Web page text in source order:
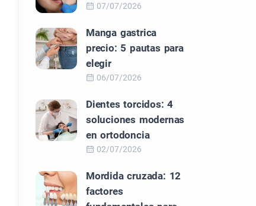
07/07/2026
Manga gastrica
precio: 5 pautas para
elegir
06/07/2026
Dientes torcidos: 4
soluciones modernas
en ortodoncia
02/07/2026
Mordida cruzada: 12
factores